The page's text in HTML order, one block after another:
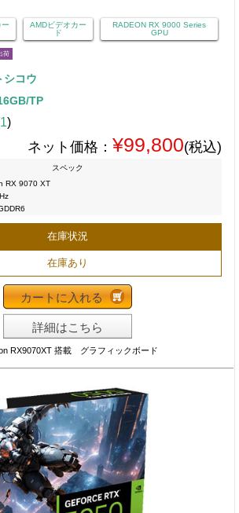
ー
AMDビデオカー
ド
RADEON RX 9000 Series
GPU
荷
シコウ
TP
1)
ネット価格： ¥99,800(税込)
スペック
RX 9070 XT
在庫状況
在庫あり
カートに入れる
詳細はこちら
RX9070XT 搭載 グラフィックボード